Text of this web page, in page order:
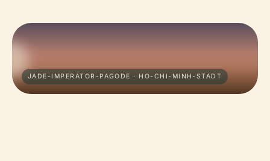
JADE-IMPERATOR-PAGODE · HO-CHI-MINH-STADT